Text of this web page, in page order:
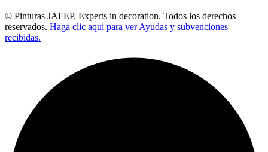
© Pinturas JAFEP. Experts in decoration. Todos los derechos
reservados. Haga clic aqui para ver Ayudas y subvenciones
recibidas.